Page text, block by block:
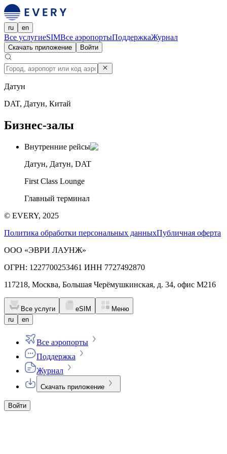
ru en
Все услугиeSIMВсе аэропортыПоддержкаЖурнал
Скачать приложение Войти
Датун
DAT, Датун, Китай
Бизнес-залы
Внутренние рейсы
Датун, Датун, DAT
First Class Lounge
Главный терминал
© EVERY, 2025
Политика обработки персональных данныхПубличная оферта
ООО «ЭВРИ ЛАУНЖ»
ОГРН: 1227700253461 ИНН 7727492870
117218, Москва, Большая Черёмушкинская, д. 34, офис М216
Все услуги eSIM
Меню
ru
en
Все аэропорты
Поддержка
Журнал
Скачать приложение
Войти